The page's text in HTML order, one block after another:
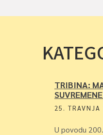
TRIBINA:
25. TRAVNJA
U povodu